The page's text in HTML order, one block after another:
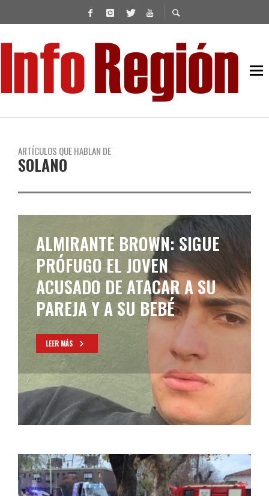
ARTÍCULOS QUE HABLAN DE
SOLANO
ALMIRANTE BROWN: SIGUE
PRÓFUGO EL JOVEN
ACUSADO DE ATACAR A SU
PAREJA Y A SU BEBÉ
LEER MÁS